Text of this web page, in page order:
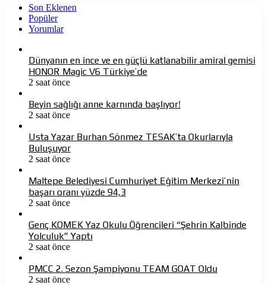
Son Eklenen
Popüler
Yorumlar
Dünyanın en ince ve en güçlü katlanabilir amiral gemisi
HONOR Magic V6 Türkiye’de
2 saat önce
Beyin sağlığı anne karnında başlıyor!
2 saat önce
Usta Yazar Burhan Sönmez TESAK’ta Okurlarıyla
Buluşuyor
2 saat önce
Maltepe Belediyesi Cumhuriyet Eğitim Merkezi’nin
başarı oranı yüzde 94,3
2 saat önce
Genç KOMEK Yaz Okulu Öğrencileri “Şehrin Kalbinde
Yolculuk” Yaptı
2 saat önce
PMCC 2. Sezon Şampiyonu TEAM GOAT Oldu
2 saat önce